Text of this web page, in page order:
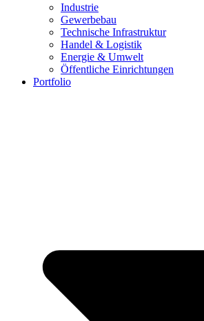
Industrie
Gewerbebau
Technische Infrastruktur
Handel & Logistik
Energie & Umwelt
Öffentliche Einrichtungen
Portfolio